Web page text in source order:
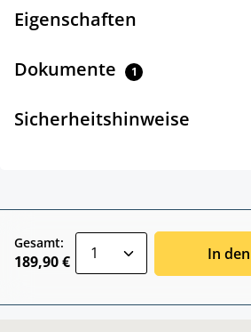
Eigenschaften
Dokumente 1
Sicherheitshinweise
Gesamt:
189,90 € In